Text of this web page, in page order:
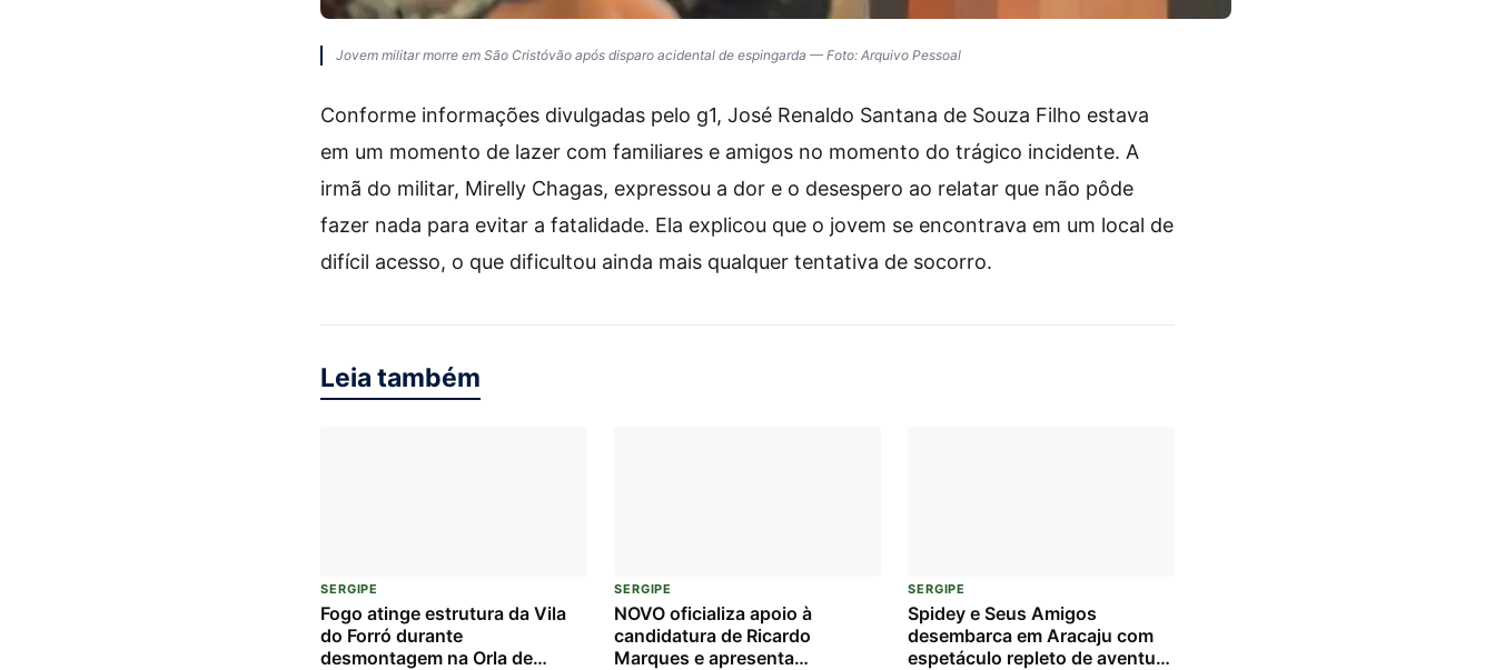
Jovem militar morre em São Cristóvão após disparo acidental de espingarda — Foto: Arquivo Pessoal
Conforme informações divulgadas pelo g1, José Renaldo Santana de Souza Filho estava
em um momento de lazer com familiares e amigos no momento do trágico incidente. A
irmã do militar, Mirelly Chagas, expressou a dor e o desespero ao relatar que não pôde
fazer nada para evitar a fatalidade. Ela explicou que o jovem se encontrava em um local de
difícil acesso, o que dificultou ainda mais qualquer tentativa de socorro.
Leia também
SERGIPE
Fogo atinge estrutura da Vila
do Forró durante
desmontagem na Orla de
SERGIPE
NOVO oficializa apoio à
candidatura de Ricardo
Marques e apresenta
SERGIPE
Spidey e Seus Amigos
desembarca em Aracaju com
espetáculo repleto de aventura